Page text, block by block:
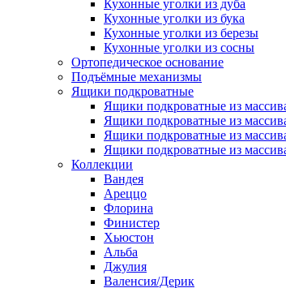
Кухонные уголки из дуба
Кухонные уголки из бука
Кухонные уголки из березы
Кухонные уголки из сосны
Ортопедическое основание
Подъёмные механизмы
Ящики подкроватные
Ящики подкроватные из
Ящики подкроватные из
Ящики подкроватные из
Ящики подкроватные из
Коллекции
Вандея
Ареццо
Флорина
Финистер
Хьюстон
Альба
Джулия
Валенсия/Дерик